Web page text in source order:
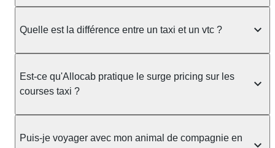
taxi berline accueille en général jusqu'à 3 bagages
ou nombreux, précisez-le dans le champ "Message
au chauffeur" lors de la réservation. Le prix n'est
pas impacté par le nombre de bagages.
Quelle est la différence entre un taxi et un vtc ?
prendre en charge directement dans la rue, à une
station ou sur réservation, avec un tarif au
réservation et propose un prix fixe annoncé à
l'avance. Chez Allocab, réservez facilement votre
Est-ce qu'Allocab pratique le surge pricing sur les
courses taxi ?
réglementation préfectorale et suit un barème
Puis-je voyager avec mon animal de compagnie en